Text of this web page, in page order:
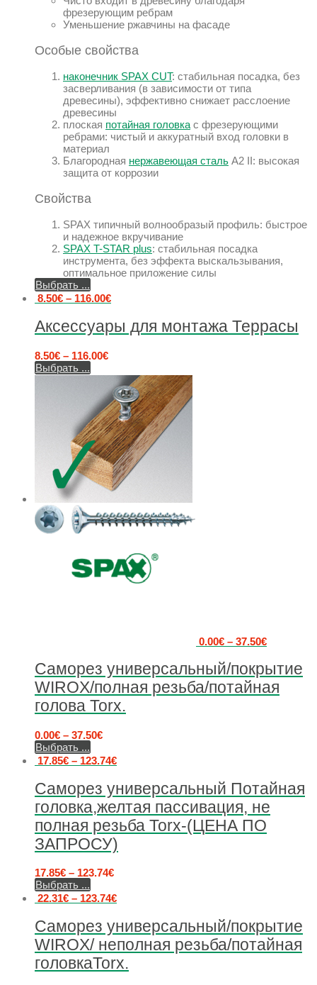
фрезерующим ребрам
Уменьшение ржавчины на фасаде
Особые свойства
наконечник SPAX CUT: стабильная посадка, без
засверливания (в зависимости от типа
древесины), эффективно снижает расслоение
древесины
плоская потайная головка с фрезерующими
ребрами: чистый и аккуратный вход головки в
материал
Благородная нержавеющая сталь A2 II: высокая
защита от коррозии
Свойства
SPAX типичный волнообразый профиль: быстрое
и надежное вкручивание
SPAX T-STAR plus: стабильная посадка
инструмента, без эффекта выскальзывания,
оптимальное приложение силы
Выбрать ...
8.50€ – 116.00€
Аксессуары для монтажа Террасы
8.50€ – 116.00€
Выбрать ...
0.00€ – 37.50€
Саморез универсальный/покрытие
WIROX/полная резьба/потайная
голова Torx.
0.00€ – 37.50€
Выбрать ...
17.85€ – 123.74€
Саморез универсальный Потайная
головка,желтая пассивация, не
полная резьба Torx-(ЦЕНА ПО
ЗАПРОСУ)
17.85€ – 123.74€
Выбрать ...
22.31€ – 123.74€
Саморез универсальный/покрытие
WIROX/ неполная резьба/потайная
головкаTorx.